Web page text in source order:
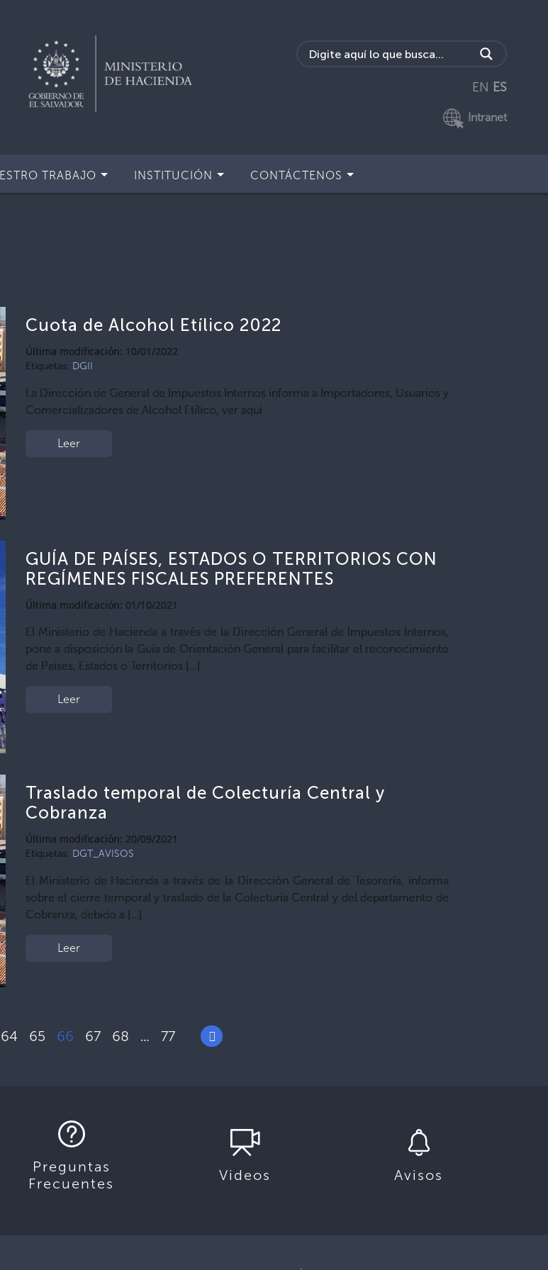
EN ES
Intranet
TRABAJO INSTITUCIÓN CONTÁCTENOS
Cuota de Alcohol Etílico 2022
Última modificación: 10/01/2022
Etiquetas: DGII
La Dirección de General de Impuestos Internos informa a Importadores, Usuarios y
Comercializadores de Alcohol Etílico, ver aquí
Leer
GUÍA DE PAÍSES, ESTADOS O TERRITORIOS CON
REGÍMENES FISCALES PREFERENTES
Última modificación: 01/10/2021
El Ministerio de Hacienda a través de la Dirección General de Impuestos Internos,
pone a disposición la Guía de Orientación General para facilitar el reconocimiento
de Países, Estados o Territorios […]
Leer
Traslado temporal de Colecturía Central y
Cobranza
Última modificación: 20/09/2021
Etiquetas: DGT_AVISOS
El Ministerio de Hacienda a través de la Dirección General de Tesorería, informa
sobre el cierre temporal y traslado de la Colecturía Central y del departamento de
Cobranza, debido a […]
Leer
64 65 66 67 68 … 77
Preguntas
Frecuentes
Videos Avisos